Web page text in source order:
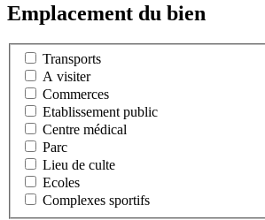
Emplacement du bien
Transports
A visiter
Commerces
Etablissement public
Centre médical
Parc
Lieu de culte
Ecoles
Complexes sportifs